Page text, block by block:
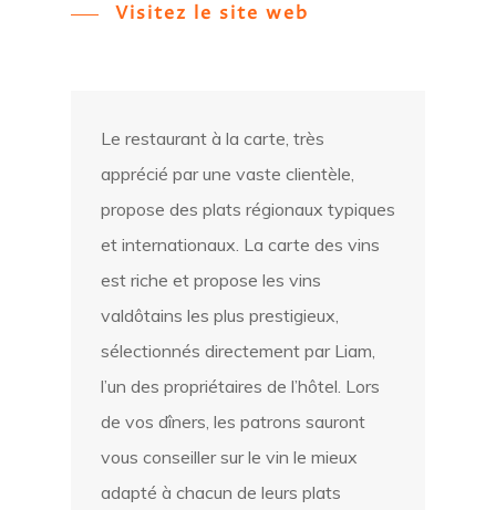
Visitez le site web
Le restaurant à la carte, très
apprécié par une vaste clientèle,
propose des plats régionaux typiques
et internationaux. La carte des vins
est riche et propose les vins
valdôtains les plus prestigieux,
sélectionnés directement par Liam,
l’un des propriétaires de l’hôtel. Lors
de vos dîners, les patrons sauront
vous conseiller sur le vin le mieux
adapté à chacun de leurs plats